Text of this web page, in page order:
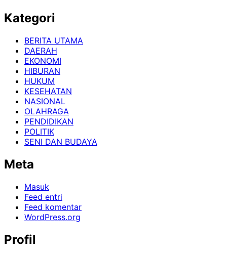
Kategori
BERITA UTAMA
DAERAH
EKONOMI
HIBURAN
HUKUM
KESEHATAN
NASIONAL
OLAHRAGA
PENDIDIKAN
POLITIK
SENI DAN BUDAYA
Meta
Masuk
Feed entri
Feed komentar
WordPress.org
Profil